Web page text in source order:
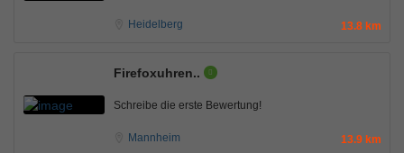
Heidelberg 13.8 km
Firefoxuhren..
Schreibe die erste Bewertung!
Mannheim 13.9 km